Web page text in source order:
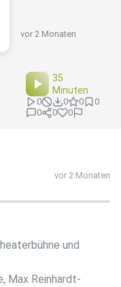
vor 2 Monaten
35
Minuten
0 0 0
0
0
0 0
vor 2 Monaten
und
Max Reinhardt-